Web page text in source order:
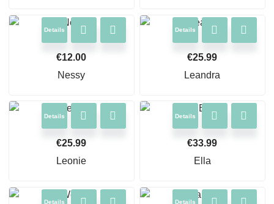
Details
€12.00
Nessy
Details
€25.99
Leandra
Details
€25.99
Leonie
Details
€33.99
Ella
Details Details